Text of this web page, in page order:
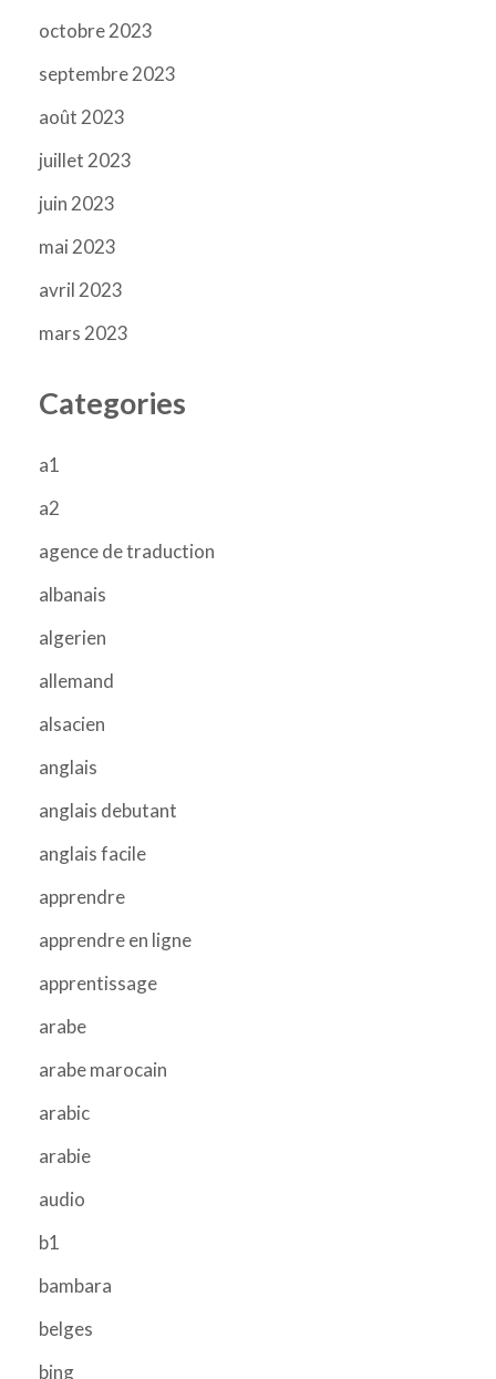
octobre 2023
septembre 2023
août 2023
juillet 2023
juin 2023
mai 2023
avril 2023
mars 2023
Categories
a1
a2
agence de traduction
albanais
algerien
allemand
alsacien
anglais
anglais debutant
anglais facile
apprendre
apprendre en ligne
apprentissage
arabe
arabe marocain
arabic
arabie
audio
b1
bambara
belges
bing